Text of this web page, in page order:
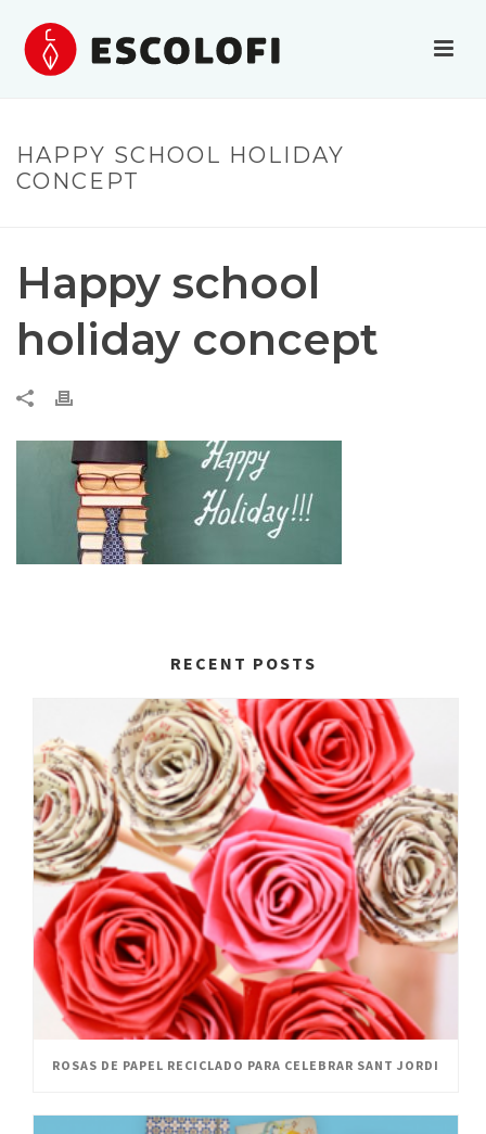
HAPPY SCHOOL HOLIDAY
CONCEPT
Happy school
holiday concept
RECENT POSTS
ROSAS DE PAPEL RECICLADO PARA CELEBRAR SANT JORDI